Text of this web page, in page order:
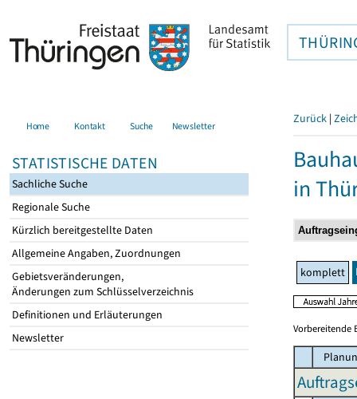
Home Kontakt Suche Newsletter
STATISTISCHE DATEN
Sachliche Suche
Regionale Suche
Kürzlich bereitgestellte Daten
Allgemeine Angaben, Zuordnungen
Gebietsveränderungen,
Änderungen zum Schlüsselverzeichnis
Definitionen und Erläuterungen
Newsletter
Zurück |
in
komplett
Vorbereitende